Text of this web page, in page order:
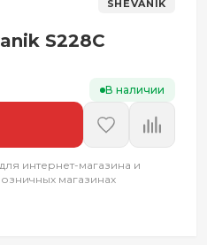
SHEVANIK
S228C
В наличии
интернет-магазина и
магазинах